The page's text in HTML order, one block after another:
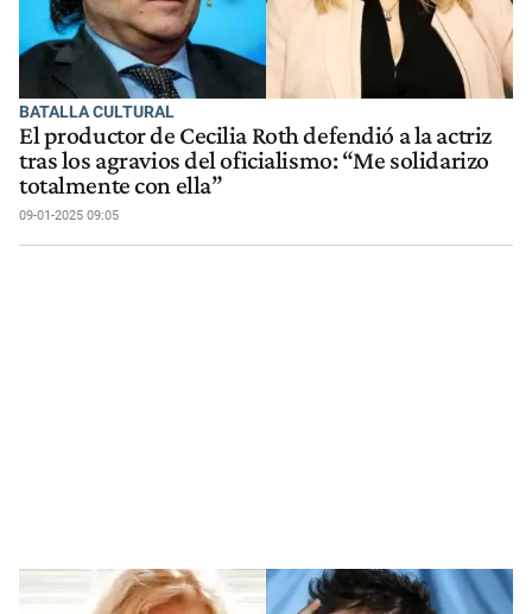
BATALLA CULTURAL
El productor de Cecilia Roth defendió a la actriz
tras los agravios del oficialismo: “Me solidarizo
totalmente con ella”
09-01-2025 09:05